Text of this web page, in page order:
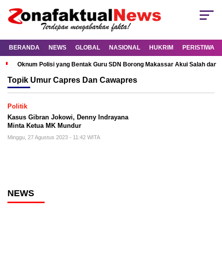
BERANDA NEWS GLOBAL NASIONAL HUKRIM PERISTIWA
Oknum Polisi yang Bentak Guru SDN Borong Makassar Akui Salah dan
Topik Umur Capres Dan Cawapres
Politik
Kasus Gibran Jokowi, Denny Indrayana
Minta Ketua MK Mundur
Minggu, 27 Agustus 2023 - 11:42 WITA
NEWS